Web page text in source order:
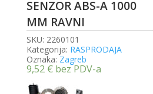
SENZOR ABS-A 1000
MM RAVNI
SKU: 2260101
Kategorija: RASPRODAJA
Oznaka: Zagreb
9,52 € bez PDV-a